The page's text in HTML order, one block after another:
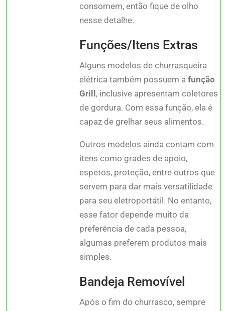
consomem, então fique de olho
nesse detalhe.
Funções/Itens Extras
Alguns modelos de churrasqueira
elétrica também possuem afunção
Grill, inclusive apresentam coletores
de gordura. Com essa função, ela é
capaz de grelhar seus alimentos.
Outros modelos ainda contam com
itens como grades de apoio,
espetos, proteção, entre outros que
servem para dar mais versatilidade
para seu eletroportátil. No entanto,
esse fator depende muito da
preferência de cada pessoa,
algumas preferem produtos mais
simples.
Bandeja Removível
Após o fim do churrasco, sempre